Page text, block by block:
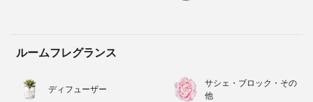
ルームフレグランス
ディフューザー
サシェ・ブロック・その
他